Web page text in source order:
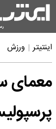
اینتیتر ورزش
معمای